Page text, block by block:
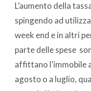
L’aumento della
spingendo ad
week end e in altri
parte delle spese
affittano l’immobile
agosto o a luglio,